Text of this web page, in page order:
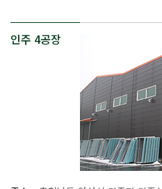
인주 4공장